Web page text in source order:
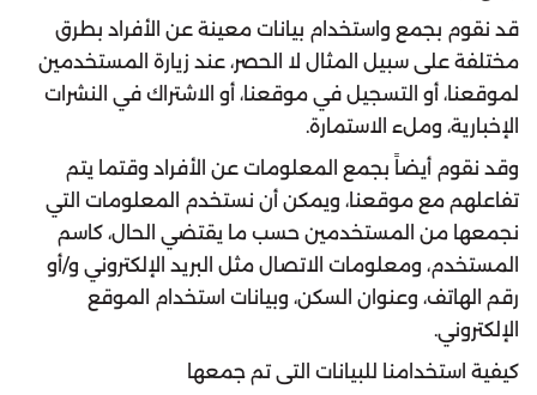
قد نقوم بجمع واستخدام بيانات معينة عن الأفراد بطرق
مختلفة على سبيل المثال لا الحصر، عند زيارة المستخدمين
لموقعنا، أو التسجيل في موقعنا، أو الاشتراك في النشرات
الإخبارية، وملء الاستمارة.
وقد نقوم أيضاً بجمع المعلومات عن الأفراد وقتما يتم
تفاعلهم مع موقعنا، ويمكن أن نستخدم المعلومات التي
نجمعها من المستخدمين حسب ما يقتضي الحال، كاسم
المستخدم، ومعلومات الاتصال مثل البريد الإلكتروني و/أو
رقم الهاتف، وعنوان السكن، وبيانات استخدام الموقع
الإلكتروني.
كيفية استخدامنا للبيانات التى تم جمعها